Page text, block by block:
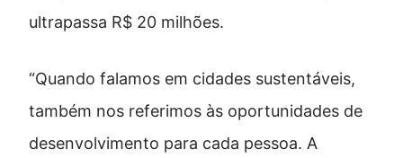
ultrapassa R$ 20 milhões.
“Quando falamos em cidades sustentáveis,
também nos referimos às oportunidades de
desenvolvimento para cada pessoa. A